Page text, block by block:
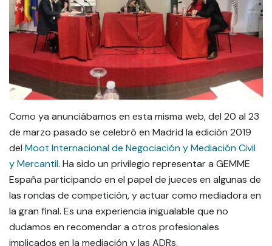
Como ya anunciábamos en esta misma web, del 20 al 23
de marzo pasado se celebró en Madrid la edición 2019
del Moot Internacional de Negociación y Mediación Civil
y Mercantil. Ha sido un privilegio representar a GEMME
España participando en el papel de jueces en algunas de
las rondas de competición, y actuar como mediadora en
la gran final. Es una experiencia inigualable que no
dudamos en recomendar a otros profesionales
implicados en la mediación y las ADRs.